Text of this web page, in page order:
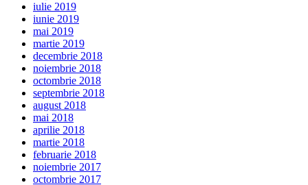
iulie 2019
iunie 2019
mai 2019
martie 2019
decembrie 2018
noiembrie 2018
octombrie 2018
septembrie 2018
august 2018
mai 2018
aprilie 2018
martie 2018
februarie 2018
noiembrie 2017
octombrie 2017